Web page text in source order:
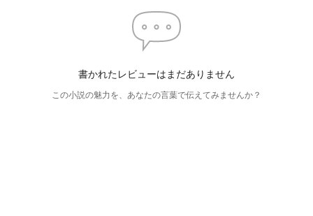
書かれたレビューはまだありません
この小説の魅力を、あなたの言葉で伝えてみませんか？